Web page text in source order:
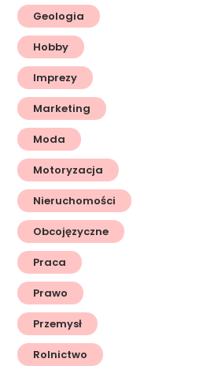
Geologia
Hobby
Imprezy
Marketing
Moda
Motoryzacja
Nieruchomości
Obcojęzyczne
Praca
Prawo
Przemysł
Rolnictwo